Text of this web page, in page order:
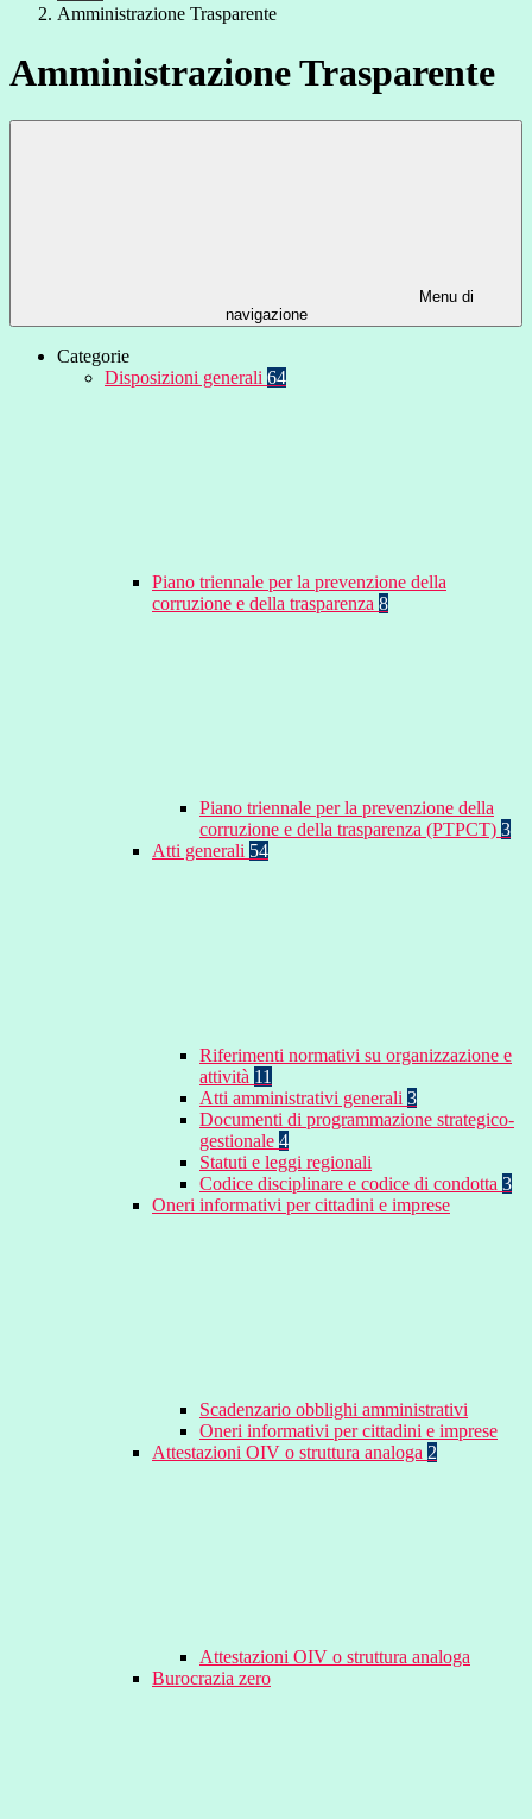
Amministrazione Trasparente
Amministrazione Trasparente
Menu di
navigazione
Categorie
Disposizioni generali 64
Piano triennale per la prevenzione della
corruzione e della trasparenza 8
Piano triennale per la prevenzione della
corruzione e della trasparenza (PTPCT) 3
Atti generali 54
Riferimenti normativi su organizzazione e
attività 11
Atti amministrativi generali 3
Documenti di programmazione strategico-
gestionale 4
Statuti e leggi regionali
Codice disciplinare e codice di condotta 3
Oneri informativi per cittadini e imprese
Scadenzario obblighi amministrativi
Oneri informativi per cittadini e imprese
Attestazioni OIV o struttura analoga 2
Attestazioni OIV o struttura analoga
Burocrazia zero